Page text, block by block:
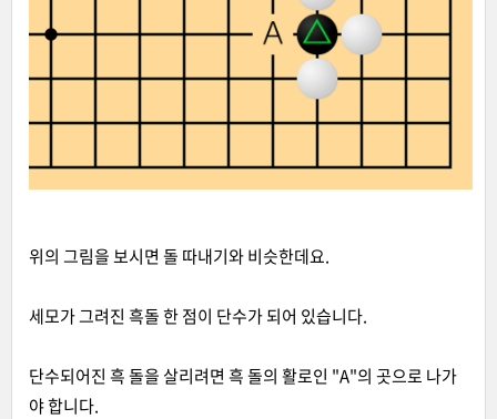
위의 그림을 보시면 돌 따내기와 비슷한데요.
세모가 그려진 흑돌 한 점이 단수가 되어 있습니다.
단수되어진 흑 돌을 살리려면 흑 돌의 활로인 "A"의 곳으로 나가
야 합니다.